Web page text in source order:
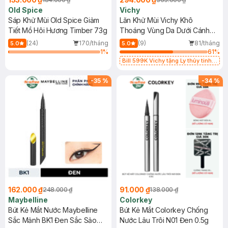
Old Spice
Sáp Khử Mùi Old Spice Giảm
Tiết Mồ Hôi Hương Timber 73g
5.0 (24)
170/tháng
1%
Vichy
Lăn Khử Mùi Vichy Khô
Thoáng Vùng Da Dưới Cánh
Tay 72H 50ml
5.0 (9)
81/tháng
61%
Bill 599K Vichy tặng Ly thủy tinh
-35 %
162.000 ₫248.000 ₫
Maybelline
Bút Kẻ Mắt Nước Maybelline
Sắc Mảnh BK1 Đen Sắc Sảo
-34 %
91.000 ₫138.000 ₫
Colorkey
Bút Kẻ Mắt Colorkey Chống
Nước Lâu Trôi N01 Đen 0.5g